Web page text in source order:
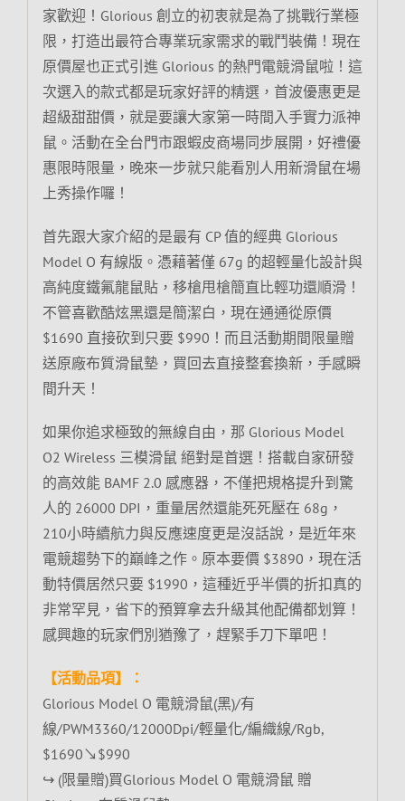
家歡迎！Glorious 創立的初衷就是為了挑戰行業極
限，打造出最符合專業玩家需求的戰鬥裝備！現在
原價屋也正式引進 Glorious 的熱門電競滑鼠啦！這
次選入的款式都是玩家好評的精選，首波優惠更是
超級甜甜價，就是要讓大家第一時間入手實力派神
鼠。活動在全台門市跟蝦皮商場同步展開，好禮優
惠限時限量，晚來一步就只能看別人用新滑鼠在場
上秀操作囉！
首先跟大家介紹的是最有 CP 值的經典 Glorious
Model O 有線版。憑藉著僅 67g 的超輕量化設計與
高純度鐵氟龍鼠貼，移槍甩槍簡直比輕功還順滑！
不管喜歡酷炫黑還是簡潔白，現在通通從原價
$1690 直接砍到只要 $990！而且活動期間限量贈
送原廠布質滑鼠墊，買回去直接整套換新，手感瞬
間升天！
如果你追求極致的無線自由，那 Glorious Model
O2 Wireless 三模滑鼠 絕對是首選！搭載自家研發
的高效能 BAMF 2.0 感應器，不僅把規格提升到驚
人的 26000 DPI，重量居然還能死死壓在 68g，
210小時續航力與反應速度更是沒話說，是近年來
電競趨勢下的巔峰之作。原本要價 $3890，現在活
動特價居然只要 $1990，這種近乎半價的折扣真的
非常罕見，省下的預算拿去升級其他配備都划算！
感興趣的玩家們別猶豫了，趕緊手刀下單吧！
【活動品項】：
Glorious Model O 電競滑鼠(黑)/有
線/PWM3360/12000Dpi/輕量化/編織線/Rgb,
$1690↘$990
↪ (限量贈)買Glorious Model O 電競滑鼠 贈